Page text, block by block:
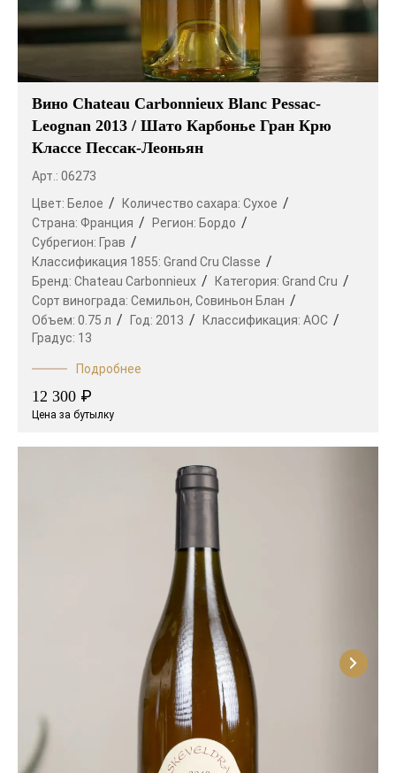
Вино Chateau Carbonnieux Blanc Pessac-
Leognan 2013 / Шато Карбонье Гран Крю
Классе Пессак-Леоньян
Арт.: 06273
Цвет: Белое Количество сахара: Сухое
Страна: Франция Регион: Бордо
Субрегион: Грав
Классификация 1855: Grand Cru Classe
Бренд: Chateau Carbonnieux Категория: Grand Cru
Сорт винограда: Семильон, Совиньон Блан
Объем: 0.75 л Год: 2013 Классификация: AOC
Градус: 13
Подробнее
12 300 ₽
Цена за бутылку